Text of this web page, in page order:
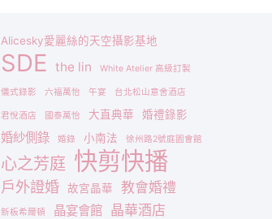
Alicesky愛麗絲的天空攝影基地
SDE the lin White Atelier 高級訂製
儀式錄影 六福萬怡 午宴 台北松山意舍酒店
君悅酒店 國泰萬怡 大直典華 婚禮錄影
婚紗側錄 婚錄 小南法 徐州路2號庭園會館
心之芳庭 快剪快播
戶外證婚 故宮晶華 教會婚禮
新板希爾頓 晶宴會館 晶華酒店